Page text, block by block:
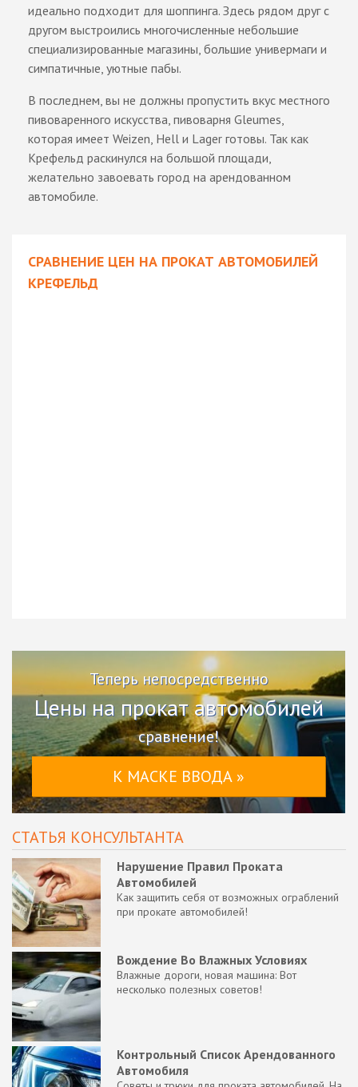
идеально подходит для шоппинга. Здесь рядом друг с
другом выстроились многочисленные небольшие
специализированные магазины, большие универмаги и
симпатичные, уютные пабы.
В последнем, вы не должны пропустить вкус местного
пивоваренного искусства, пивоварня Gleumes,
которая имеет Weizen, Hell и Lager готовы. Так как
Крефельд раскинулся на большой площади,
желательно завоевать город на арендованном
автомобиле.
СРАВНЕНИЕ ЦЕН НА ПРОКАТ АВТОМОБИЛЕЙ
КРЕФЕЛЬД
Теперь непосредственно
Цены на прокат автомобилей
сравнение!
К МАСКЕ ВВОДА »
СТАТЬЯ КОНСУЛЬТАНТА
Нарушение Правил Проката
Автомобилей
Как защитить себя от возможных ограблений
при прокате автомобилей!
Вождение Во Влажных Условиях
Влажные дороги, новая машина: Вот
несколько полезных советов!
Контрольный Список Арендованного
Автомобиля